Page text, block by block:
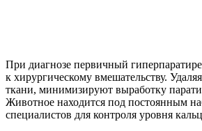
При диагнозе первичный
к хирургическому вмешательству.
ткани, минимизируют выработку
Животное находится под постоянным
специалистов для контроля уровня